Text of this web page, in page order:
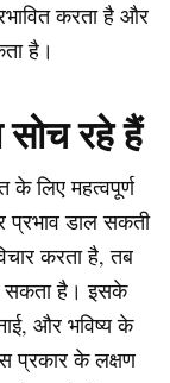
करता है और
है।
रहे हैं
के लिए महत्वपूर्ण
प्रभाव डाल सकती
करता है, तब
सकता है। इसके
और भविष्य के
प्रकार के लक्षण